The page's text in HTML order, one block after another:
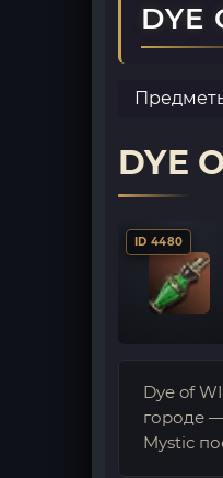
DYE
DYE
ID 4480
Dye of
городе
Mystic